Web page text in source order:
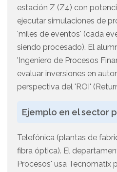
estación Z (Z4) con
ejecutar simulaciones de
'miles de eventos' (cada
siendo procesado). El
'Ingeniero de Procesos
evaluar inversiones en
perspectiva del 'ROI'
Ejemplo en el sector
Telefónica (plantas de
fibra óptica). El
Procesos' usa Tecnomatix